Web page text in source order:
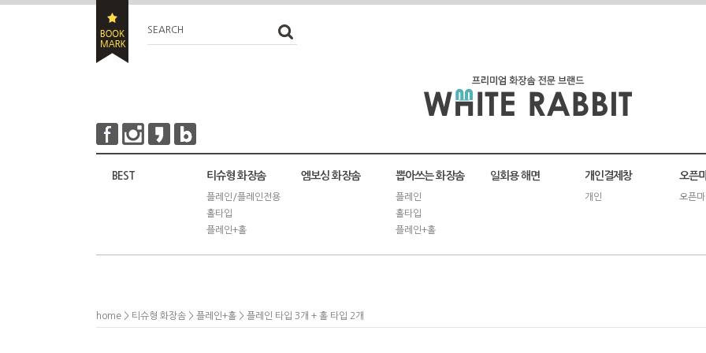
SEARCH
BEST 티슈형 화장솜
플레인/플레인전용
홀타입
플레인+홀
엠보싱 화장솜 뽑아쓰는 화장솜
플레인
홀타입
플레인+홀
일회용 해면 개인결제창
개인
오픈
오픈
home > 티슈형 화장솜 > 플레인+홀 > 플레인 타입 3개 + 홀 타입 2개